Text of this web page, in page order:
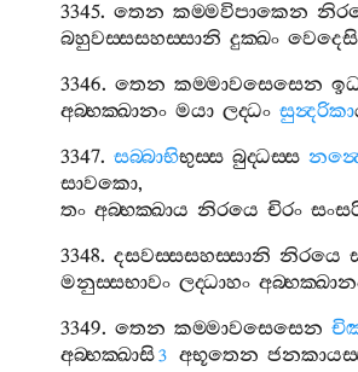
3345.තෙන කම‍්මවිපාකෙන
බහුවස‍්සසහස‍්සානි දුක‍්ඛං
3346.තෙන කම‍්මාවසෙසෙන
අබ‍්භක‍්ඛානං මයා ලද‍්ධං සුන්‍දරිකා
3347.සබ‍්බාභිභුස‍්ස බුද‍්ධස‍්ස
සාවකො,
තං අබ‍්භක‍්ඛාය නිරයෙ චිරං
3348.දසවස‍්සසහස‍්සානි නිරයෙ
මනුස‍්සභාවං ලද‍්ධාහං
3349.තෙන කම‍්මාවසෙසෙන
අබ‍්භක‍්ඛාසි3 අභූතෙන